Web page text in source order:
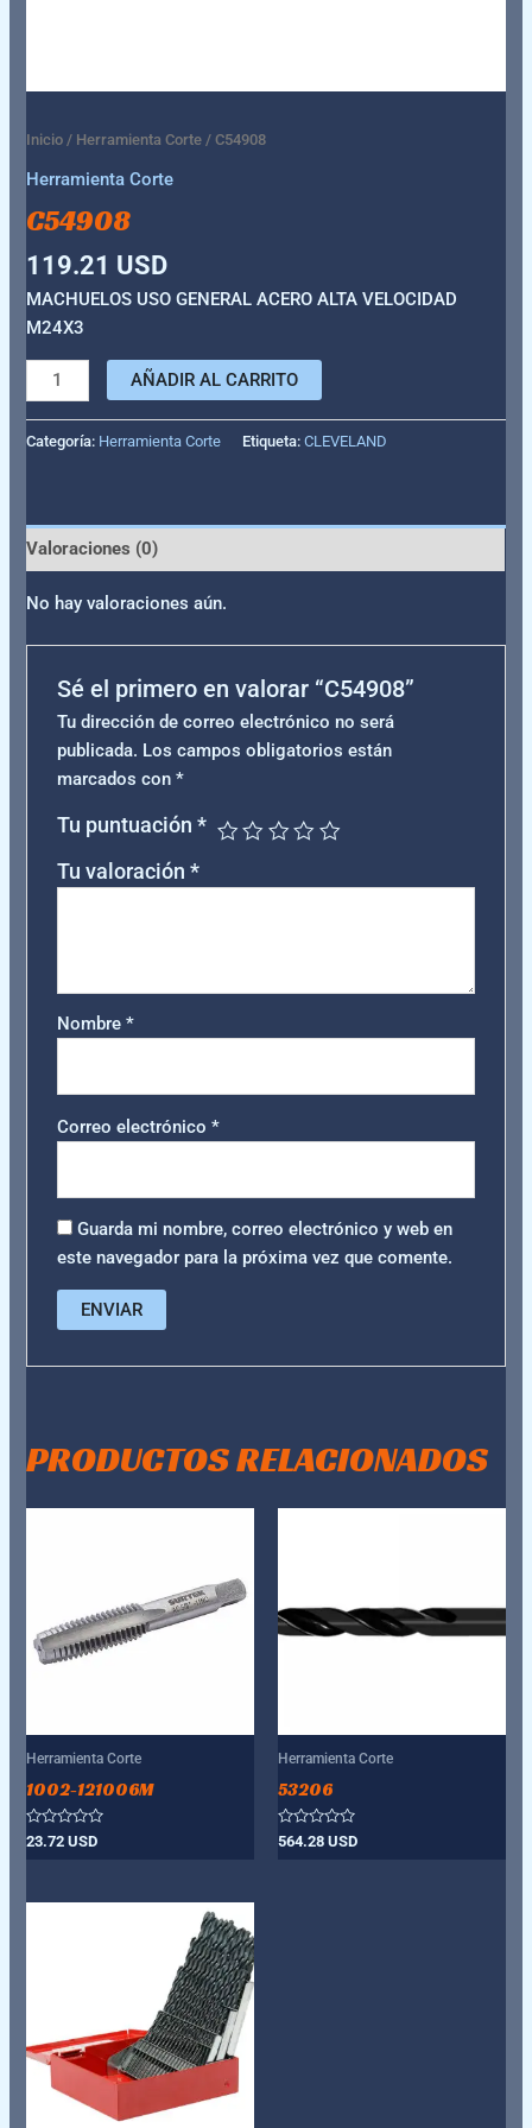
Inicio / Herramienta Corte / C54908
Herramienta Corte
C54908
119.21 USD
MACHUELOS USO GENERAL ACERO ALTA VELOCIDAD
M24X3
AÑADIR AL CARRITO
Categoría: Herramienta Corte Etiqueta:CLEVELAND
Valoraciones (0)
No hay valoraciones aún.
Sé el primero en valorar “C54908”
Tu dirección de correo electrónico no será
publicada. Los campos obligatorios están
marcados con *
Tu puntuación *
Tu valoración *
Nombre *
Correo electrónico *
Guarda mi nombre, correo electrónico y web en
este navegador para la próxima vez que comente.
PRODUCTOS RELACIONADOS
Herramienta Corte
1002-121006M
Valorado
con
23.72USD
Herramienta Corte
53206
Valorado
con
564.28 USD